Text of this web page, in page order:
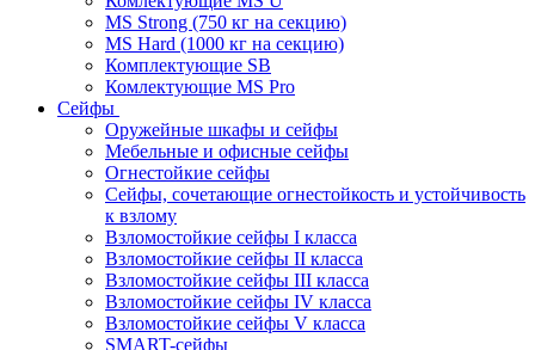
MS Strong (750 кг на секцию)
MS Hard (1000 кг на секцию)
Комплектующие SB
Комлектующие MS Pro
Сейфы
Оружейные шкафы и сейфы
Мебельные и офисные сейфы
Огнестойкие сейфы
Сейфы, сочетающие огнестойкость и устойчивость
к взлому
Взломостойкие сейфы I класса
Взломостойкие сейфы II класса
Взломостойкие сейфы III класса
Взломостойкие сейфы IV класса
Взломостойкие сейфы V класса
SMART-сейфы